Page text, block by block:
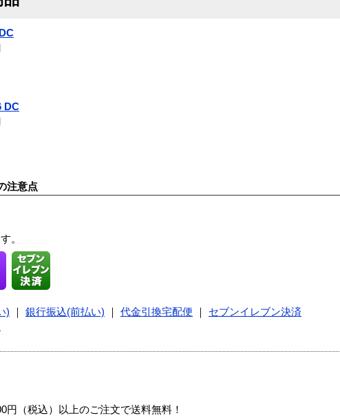
DC
注意点
。
) 銀行振込(前払い) 代金引換宅配便
セブンイレブン決済
（税込）以上のご注文で送料無料！